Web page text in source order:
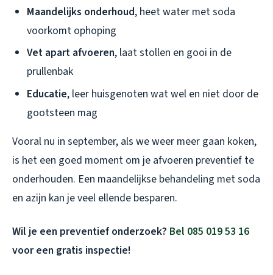
Maandelijks onderhoud, heet water met soda
voorkomt ophoping
Vet apart afvoeren, laat stollen en gooi in de
prullenbak
Educatie, leer huisgenoten wat wel en niet door de
gootsteen mag
Vooral nu in september, als we weer meer gaan koken,
is het een goed moment om je afvoeren preventief te
onderhouden. Een maandelijkse behandeling met soda
en azijn kan je veel ellende besparen.
Wil je een preventief onderzoek? Bel 085 019 53 16
voor een gratis inspectie!